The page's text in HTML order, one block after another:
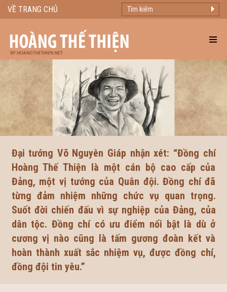
VỀ TRANG CHỦ
Đại tướng Võ Nguyên Giáp nhận xét: “Đồng chí
Hoàng Thế Thiện là một cán bộ cao cấp của
Đảng, một vị tướng của Quân đội. Đồng chí đã
từng đảm nhiệm những chức vụ quan trọng.
Suốt đời chiến đấu vì sự nghiệp của Đảng, của
dân tộc. Đồng chí có ưu điểm nổi bật là dù ở
cương vị nào cũng là tấm gương đoàn kết và
hoàn thành xuất sắc nhiệm vụ, được đồng chí,
đồng đội tin yêu.”